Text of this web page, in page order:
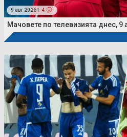
9 авг 2026 | 4
Мачовете по телевизията днес, 9